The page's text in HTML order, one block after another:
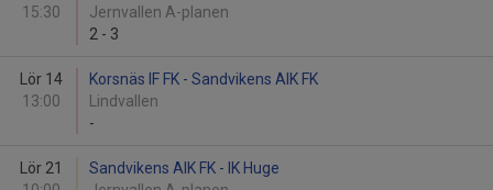
15:30
Jernvallen A-planen
2 - 3
Lör 14
13:00
Korsnäs IF FK - Sandvikens AIK FK
Lindvallen
-
Lör 21
Sandvikens AIK FK - IK Huge